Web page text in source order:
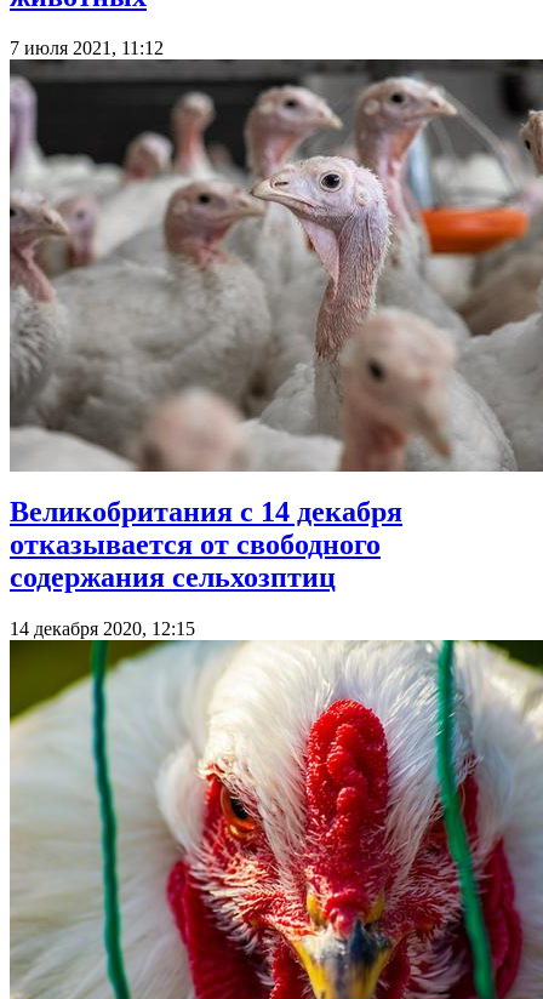
7 июля 2021, 11:12
Великобритания с 14 декабря
отказывается от свободного
содержания сельхозптиц
14 декабря 2020, 12:15